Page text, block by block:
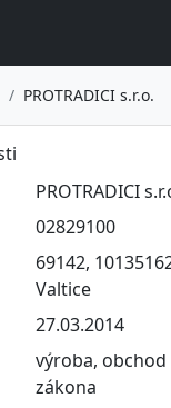
PROTRADICI s.r.o.
PROTRADICI
02829100
69142,
Valtice
27.03.2014
výroba, obchod
zákona